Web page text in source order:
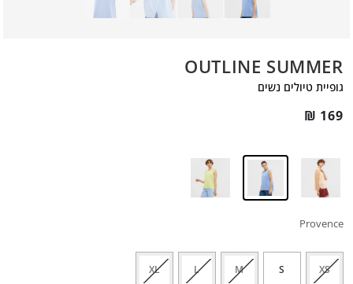
OUTLINE SUMMER
גופיית טיולים נשים
₪ 169
Provence
XS
S
M
L
XL